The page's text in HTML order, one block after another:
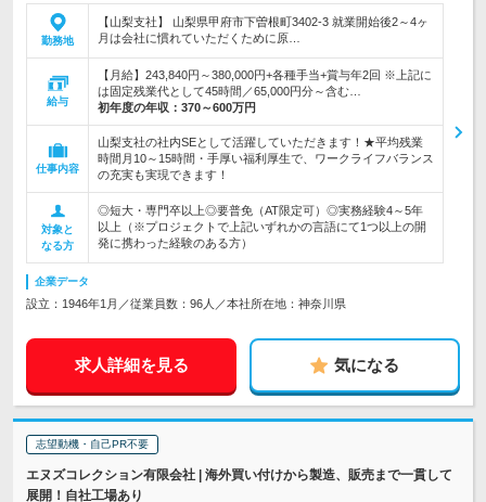
勤務地
【山梨支社】 山梨県甲府市下曽根町3402-3 就業開始後2～4ヶ
月は会社に慣れていただくために原…
給与
【月給】243,840円～380,000円+各種手当+賞与年2回 ※上記に
は固定残業代として45時間／65,000円分～含む…
初年度の年収： 370～600万円
仕事内容
山梨支社の社内SEとして活躍していただきます！★平均残業
時間月10～15時間・手厚い福利厚生で、ワークライフバランス
の充実も実現できます！
対象と
なる方
◎短大・専門卒以上◎要普免（AT限定可）◎実務経験4～5年
以上（※プロジェクトで上記いずれかの言語にて1つ以上の開
発に携わった経験のある方）
企業データ
設立：1946年1月／従業員数：96人／本社所在地：神奈川県
求人詳細を見る 気になる
志望動機・自己PR不要
エヌズコレクション有限会社 | 海外買い付けから製造、販売まで一貫して
展開！自社工場あり